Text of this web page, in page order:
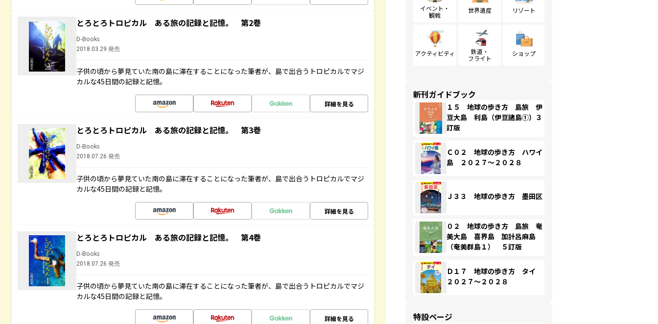
とろとろトロピカル ある旅の記録と記憶。 第2巻
D-Books
2018.03.29 発売
子供の頃から夢見ていた南の島に滞在することになった筆者が、島で出合うトロピカルでマジ
カルな45日間の記録と記憶。
詳細を見る
とろとろトロピカル ある旅の記録と記憶。 第3巻
D-Books
2018.07.26 発売
子供の頃から夢見ていた南の島に滞在することになった筆者が、島で出合うトロピカルでマジ
カルな45日間の記録と記憶。
詳細を見る
とろとろトロピカル ある旅の記録と記憶。 第4巻
D-Books
2018.07.26 発売
子供の頃から夢見ていた南の島に滞在することになった筆者が、島で出合うトロピカルでマジ
カルな45日間の記録と記憶。
詳細を見る
イベント・
観戦
世界遺産 リゾート
アクティビティ
鉄道・
フライト
ショップ
新刊ガイドブック
１５ 地球の歩き方 島旅 伊
豆大島 利島（伊豆諸島①）３
訂版
Ｃ０２ 地球の歩き方 ハワイ
島 ２０２７～２０２８
Ｊ３３ 地球の歩き方 墨田区
０２ 地球の歩き方 島旅 奄
美大島 喜界島 加計呂麻島
（奄美群島１） ５訂版
Ｄ１７ 地球の歩き方 タイ
２０２７～２０２８
特設ページ